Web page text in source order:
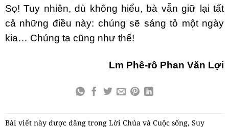
Sọ! Tuy nhiên, dù không hiểu, bà vẫn giữ lại tất
cả những điều này: chúng sẽ sáng tỏ một ngày
kia… Chúng ta cũng như thế!
Lm Phê-rô Phan Văn Lợi
Bài viết này được đăng trong Lời Chúa và Cuộc sống, Suy